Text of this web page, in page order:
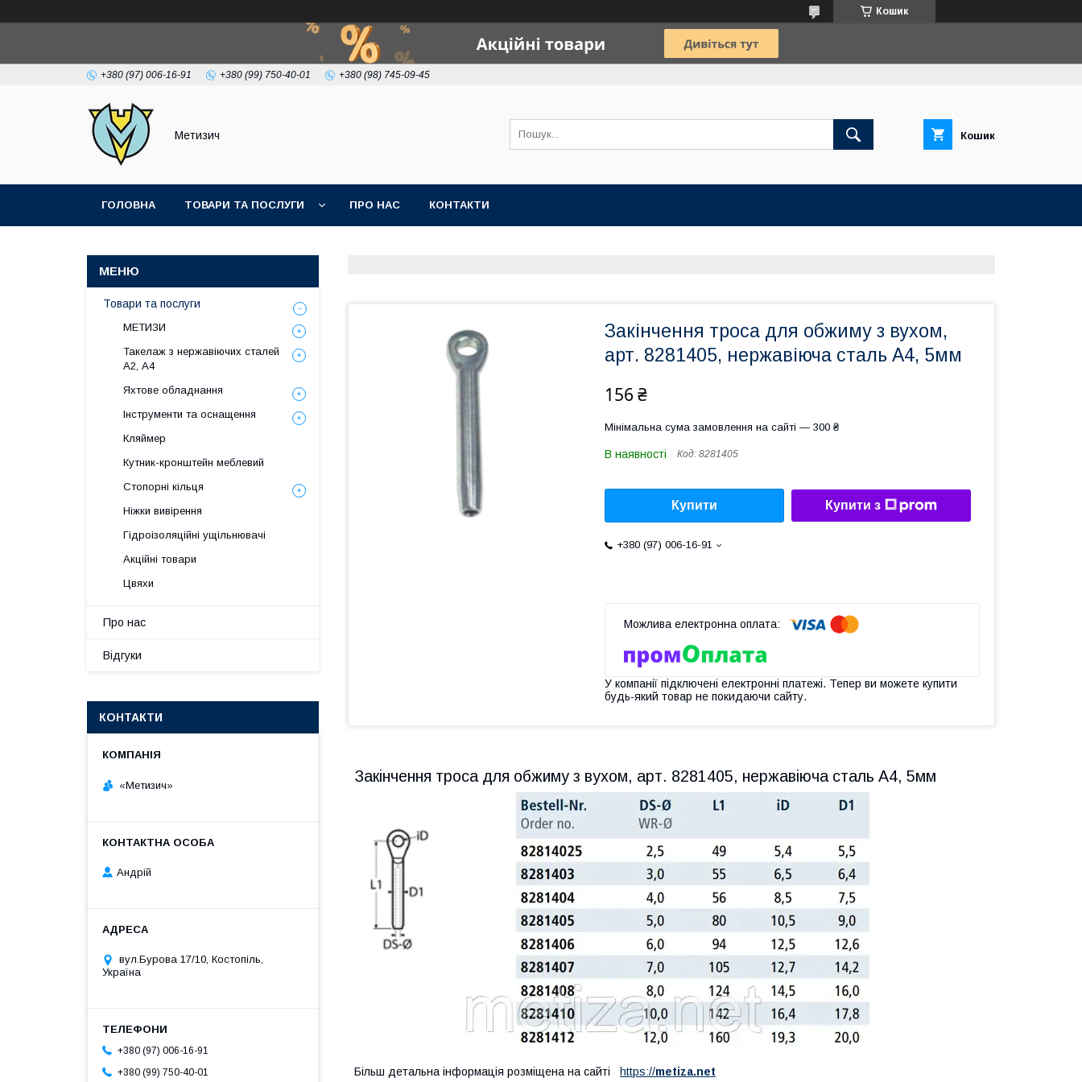
Кошик
+380 (97) 006-16-91 +380 (99) 750-40-01 +380 (98) 745-09-45
Метизич Кошик
ГОЛОВНА ТОВАРИ ТА ПОСЛУГИ ПРО НАС КОНТАКТИ
Закінчення троса для обжиму з вухом,
арт. 8281405, нержавіюча сталь А4, 5мм
156 ₴
Мінімальна сума замовлення на сайті — 300 ₴
В наявності Код: 8281405
Купити Купити з
+380 (97) 006-16-91
У компанії підключені електронні платежі. Тепер ви можете купити
будь-який товар не покидаючи сайту.
Закінчення троса для обжиму з вухом, арт. 8281405, нержавіюча сталь А4, 5мм
Більш детальна інформація розміщена на сайті https://metiza.net
Товари та послуги
МЕТИЗИ
Такелаж з нержавіючих сталей
А2, А4
Яхтове обладнання
Інструменти та оснащення
Кляймер
Кутник-кронштейн меблевий
Стопорні кільця
Ніжки вивірення
Гідроізоляційні ущільнювачі
Акційні товари
Цвяхи
Про нас
Відгуки
КОНТАКТИ
«Метизич»
Андрій
вул.Бурова 17/10, Костопіль,
Україна
+380 (97) 006-16-91
+380 (99) 750-40-01